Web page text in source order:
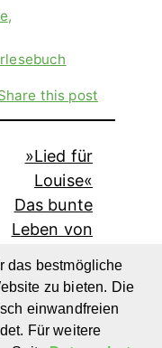
,
this post
»Lied für
Louise«
Das bunte
Leben von
Bourgeois:
Biografie
für Kinder
das bestmögliche
zu bieten. Die
einwandfreien
Für weitere